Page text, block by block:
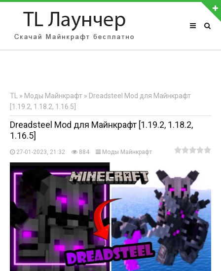
АВТОРИЗАЦИЯ НА САЙТЕ
Регистрация
TL » Моды Майнкрафт » Dreadsteel Mod для Майнкрафт
[1.19.2, 1.18.2, 1.16.5]
Dreadsteel Mod для Майнкрафт [1.19.2, 1.18.2,
1.16.5]
27-01-2023, 21:32 884 Моды Майнкрафт